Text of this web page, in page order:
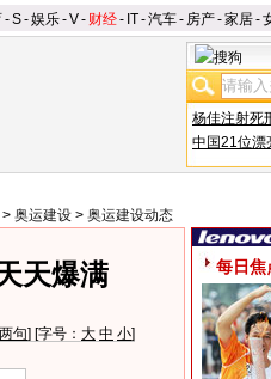
-S-娱乐-V- 财经- IT-汽车- 房产-家居-
杨佳注射死
中国21位漂
> 奥运建设 > 奥运建设动态
天爆满
句] [字号： 大 中 小]
每日焦